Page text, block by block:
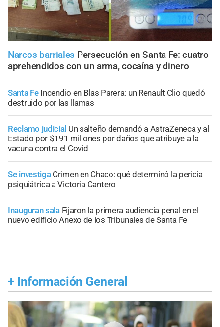
Narcos barriales Persecución en Santa Fe: cuatro
aprehendidos con un arma, cocaína y dinero
Santa Fe Incendio en Blas Parera: un Renault Clio quedó
destruido por las llamas
Reclamo judicial Un salteño demandó a AstraZeneca y al
Estado por $191 millones por daños que atribuye a la
vacuna contra el Covid
Se investiga Crimen en Chaco: qué determinó la pericia
psiquiátrica a Victoria Cantero
Inauguran sala Fijaron la primera audiencia penal en el
nuevo edificio Anexo de los Tribunales de Santa Fe
+ Información General